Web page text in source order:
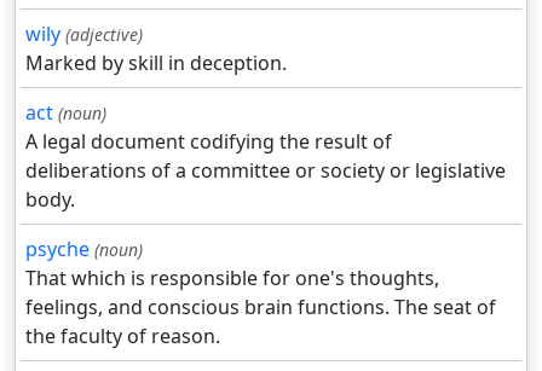
wily (adjective)
Marked by skill in deception.
act (noun)
A legal document codifying the result of
deliberations of a committee or society or legislative
body.
psyche (noun)
That which is responsible for one's thoughts,
feelings, and conscious brain functions. The seat of
the faculty of reason.